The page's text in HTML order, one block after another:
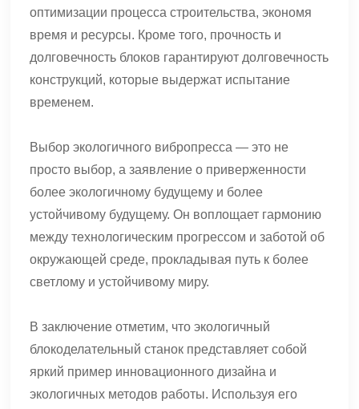
оптимизации процесса строительства, экономя
время и ресурсы. Кроме того, прочность и
долговечность блоков гарантируют долговечность
конструкций, которые выдержат испытание
временем.
Выбор экологичного вибропресса — это не
просто выбор, а заявление о приверженности
более экологичному будущему и более
устойчивому будущему. Он воплощает гармонию
между технологическим прогрессом и заботой об
окружающей среде, прокладывая путь к более
светлому и устойчивому миру.
В заключение отметим, что экологичный
блокоделательный станок представляет собой
яркий пример инновационного дизайна и
экологичных методов работы. Используя его